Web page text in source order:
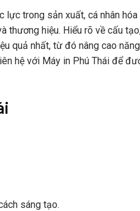
lực trong sản xuất, cá nhân
thương hiệu. Hiểu rõ về cấu
quả nhất, từ đó nâng cao
hệ với Máy in Phú Thái để
sáng tạo.